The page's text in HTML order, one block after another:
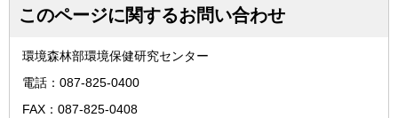
このページに関するお問い合わせ
環境森林部環境保健研究センター
電話：087-825-0400
FAX：087-825-0408